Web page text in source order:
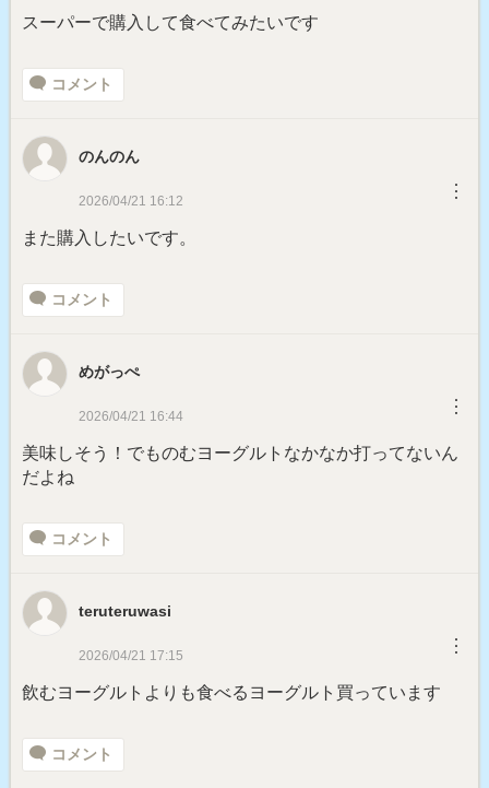
スーパーで購入して食べてみたいです
コメント
のんのん
2026/04/21 16:12 ︙
また購入したいです。
コメント
めがっぺ
2026/04/21 16:44 ︙
美味しそう！でものむヨーグルトなかなか打ってないん
だよね
コメント
teruteruwasi
2026/04/21 17:15 ︙
飲むヨーグルトよりも食べるヨーグルト買っています
コメント